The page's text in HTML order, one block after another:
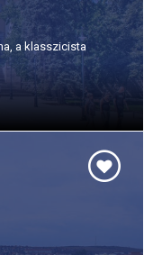
a klasszicista